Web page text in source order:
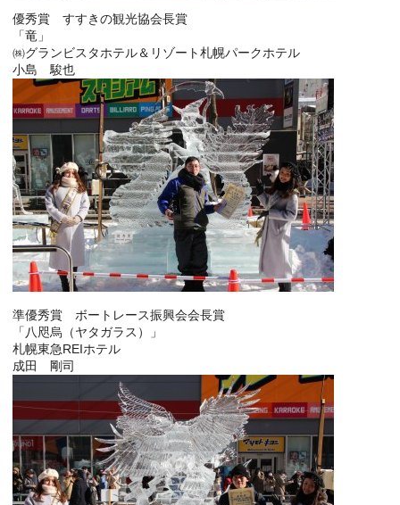
優秀賞 すすきの観光協会長賞
「竜」
㈱グランビスタホテル＆リゾート札幌パークホテル
小島 駿也
準優秀賞 ボートレース振興会会長賞
「八咫烏（ヤタガラス）」
札幌東急REIホテル
成田 剛司